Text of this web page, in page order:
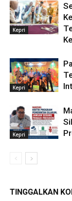
Kepri
Kepri
Kepri
TINGGALKAN